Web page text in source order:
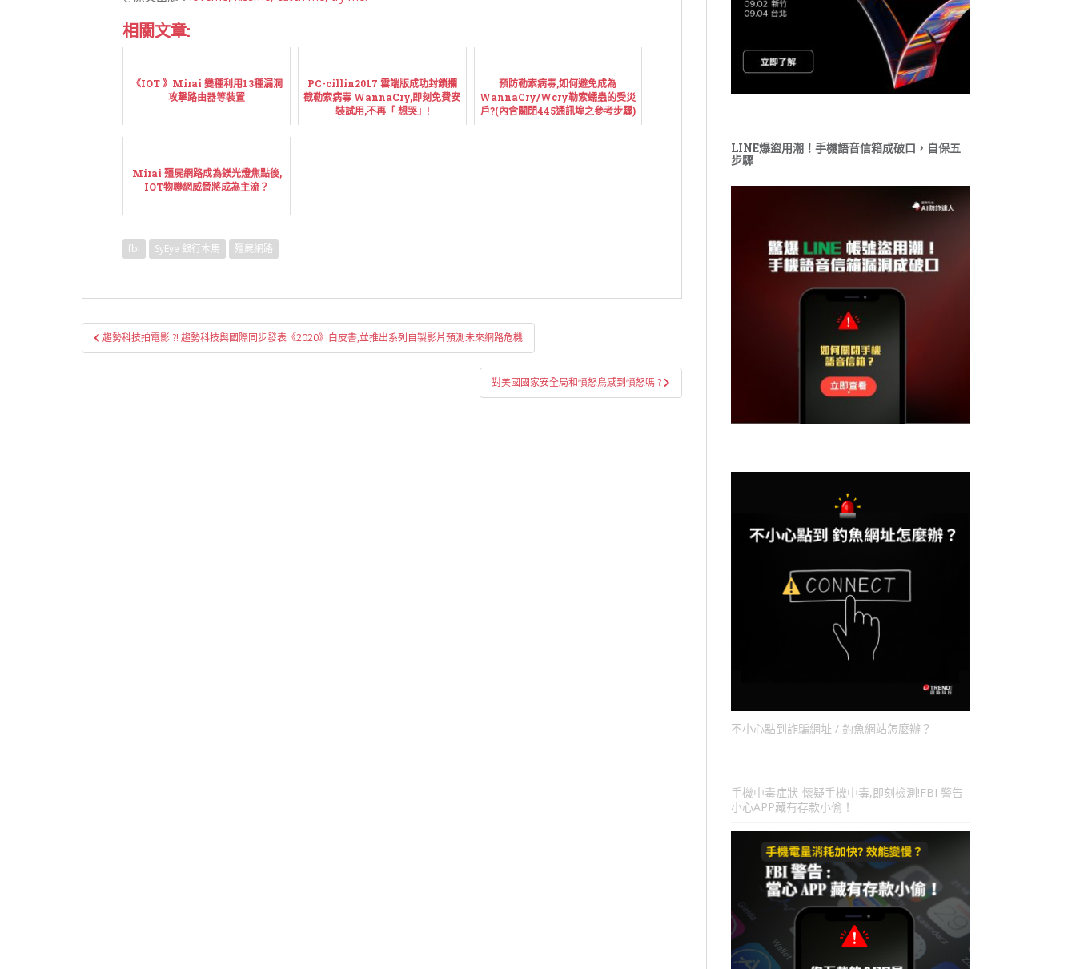
相關文章:
《IOT 》Mirai 變種利用13種漏洞
攻擊路由器等裝置
PC-cillin2017 雲端版成功封鎖攔
截勒索病毒 WannaCry,即刻免費安
裝試用,不再「 想哭」!
預防勒索病毒,如何避免成為
WannaCry/Wcry勒索蠕蟲的受災
戶?(內含關閉445通訊埠之參考步驟)
Mirai 殭屍網路成為鎂光燈焦點後,
IOT物聯網威脅將成為主流？
fbi SyEye 銀行木馬 殭屍網路
文
章
趨勢科技拍電影 ?! 趨勢科技與國際同步發表《2020》白皮書,並推出系列自製影片預測未來網路危機
對美國國家安全局和憤怒鳥感到憤怒嗎 ?
LINE爆盜用潮！手機語音信箱成破口，自保五
步驟
不小心點到詐騙網址 / 釣魚網站怎麼辦？
手機中毒症狀-懷疑手機中毒,即刻檢測!FBI 警告
小心APP藏有存款小偷！